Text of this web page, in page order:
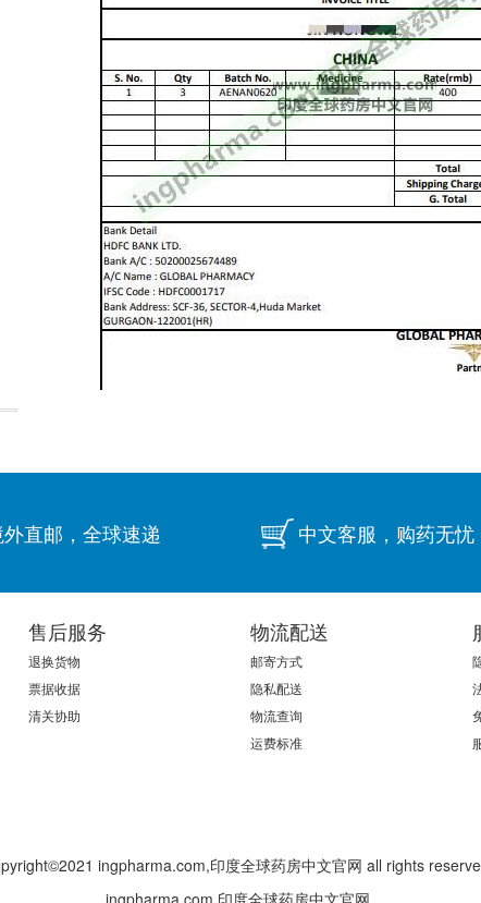
直邮，全球速递 中文客服，购药无忧
售后服务
退换货物
票据收据
清关协助
物流配送
邮寄方式
隐私配送
物流查询
运费标准
ingpharma.com,印度全球药房中文官网 all rights
ingpharma.com,印度全球药房中文官网